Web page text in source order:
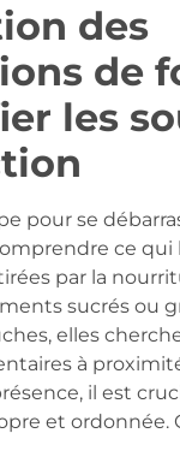
des
de
les
pour se
ce qui
par la
sucrés ou
elles
à
il est
et ordonnée.